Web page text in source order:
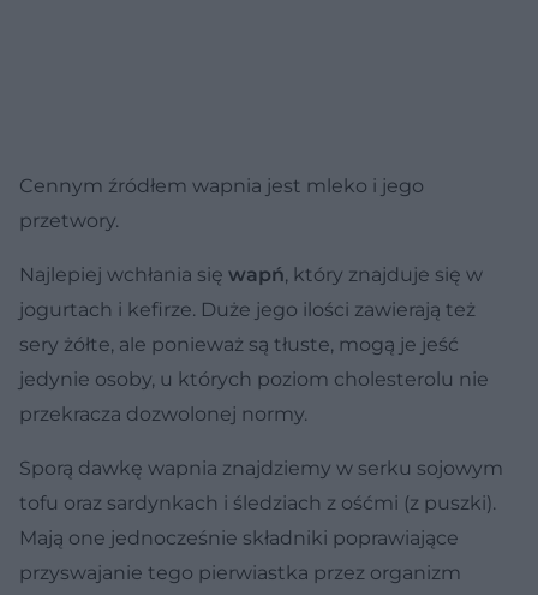
Cennym źródłem wapnia jest mleko i jego
przetwory.
Najlepiej wchłania się wapń, który znajduje się w
jogurtach i kefirze. Duże jego ilości zawierają też
sery żółte, ale ponieważ są tłuste, mogą je jeść
jedynie osoby, u których poziom cholesterolu nie
przekracza dozwolonej normy.
Sporą dawkę wapnia znajdziemy w serku sojowym
tofu oraz sardynkach i śledziach z ośćmi (z puszki).
Mają one jednocześnie składniki poprawiające
przyswajanie tego pierwiastka przez organizm